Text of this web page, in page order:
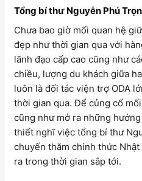
Tổng bí thư Nguyễn Phú
Chưa bao giờ mối quan hệ
đẹp như thời gian qua với
lãnh đạo cấp cao cũng như
chiều, lượng du khách giữa
luôn là đối tác viện trợ ODA
thời gian qua. Để củng cố
cũng như mở ra những
thiết nghĩ việc tổng bí thư
chuyến thăm chính thức
ra trong thời gian sắp tới.